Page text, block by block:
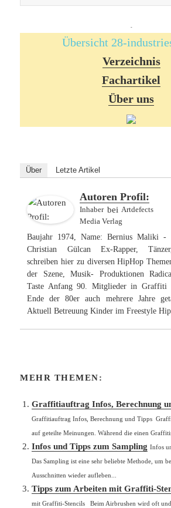
-
Übersicht 28-
Verzeichnis
Fachartikel
Über uns
Über Letzte Artikel
Autoren Profil:
Inhaberbei Artdefects
Media Verlag
Baujahr 1974, Name: Bernius Maliki
Christian Gülcan Ex-Rapper,
schreiben hier zu diversen HipHop
der Szene, Musik- Produktionen
Taste Anfang 90. Mitglieder in Graffiti
Ende der 80er auch mehrere Jahre
Aktuell Betreuung Kinder im Freestyle
MEHR THEMEN:
Graffitiauftrag Infos, Berechnung
Graffitiauftrag Infos, Berechnung und Tipps
auf geteilte Meinungen. Während die einen
Infos und Tipps zum Sampling Infos
Das Sampling ist eine sehr beliebte Methode, um
Ausschnitten wieder aufleben...
Tipps zum Arbeiten mit Graffiti-
mit Graffiti-Stencils Beim Airbrushen wird oft